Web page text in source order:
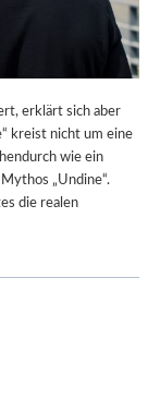
erklärt sich aber
kreist nicht um eine
wie ein
„Undine“.
die realen